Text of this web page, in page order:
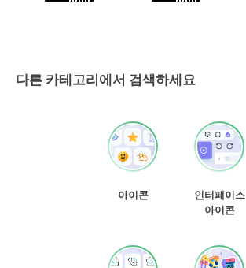
다른 카테고리에서 검색하세요
아이콘
인터페이스
아이콘